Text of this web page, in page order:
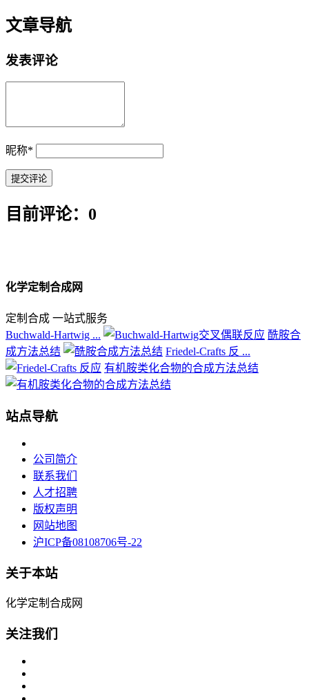
文章导航
发表评论
昵称*
目前评论：0
化学定制合成网
定制合成 一站式服务
Buchwald-Hartwig ...
酰胺合
成方法总结
Friedel-Crafts 反 ...
有机胺类化合物的合成方法总结
站点导航
公司简介
联系我们
人才招聘
版权声明
网站地图
沪ICP备08108706号-22
关于本站
化学定制合成网
关注我们